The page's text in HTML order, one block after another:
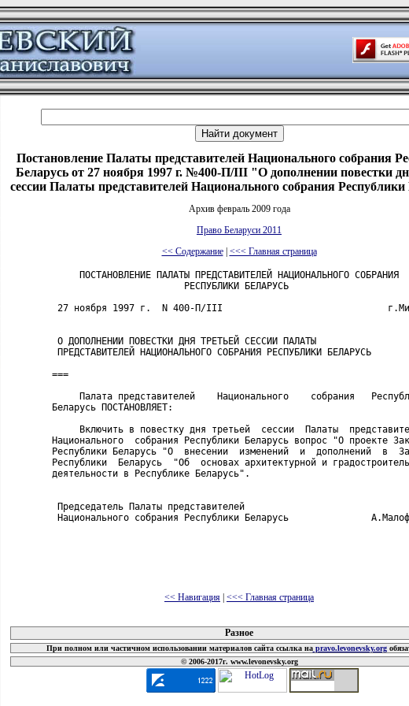
Постановление Палаты представителей Национального собрания
Беларусь от 27 ноября 1997 г. №400-П/III "О дополнении повестки
сессии Палаты представителей Национального собрания
Архив февраль 2009 года
Право Беларуси 2011
<< Содержание| <<< Главная страница
     ПОСТАНОВЛЕНИЕ ПАЛАТЫ ПРЕДСТАВИТЕЛЕЙ НАЦИОНАЛЬНОГО СОБРАНИЯ
                        РЕСПУБЛИКИ БЕЛАРУСЬ
27 ноября 1997 г.  N 400-П/III
О ДОПОЛНЕНИИ ПОВЕСТКИ ДНЯ ТРЕТЬЕЙ СЕССИИ ПАЛАТЫ
ПРЕДСТАВИТЕЛЕЙ НАЦИОНАЛЬНОГО СОБРАНИЯ РЕСПУБЛИКИ БЕЛАРУСЬ
===
Палата представителей    Национального    собрания
Беларусь ПОСТАНОВЛЯЕТ:
Включить в повестку дня третьей  сессии  Палаты
Национального  собрания Республики Беларусь вопрос "О проекте
Республики Беларусь "О  внесении  изменений  и  дополнений  в
Республики  Беларусь  "Об  основах архитектурной и
деятельности в Республике Беларусь".
Председатель Палаты представителей
Национального собрания Республики Беларусь
<< Навигация <<< Главная страница
Разное
При полном или частичном использовании материалов сайта ссылка наpravo.levonevsky.org
© 2006-2017г. www.levonevsky.org